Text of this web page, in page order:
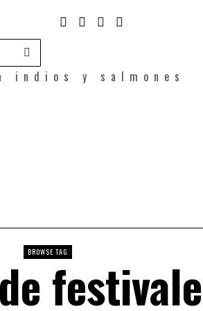
indios y salmones
BROWSE TAG